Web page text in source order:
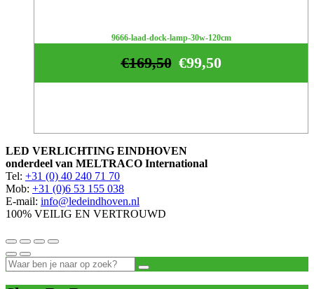
9666-laad-dock-lamp-30w-120cm
€99,50
€169,50
LED VERLICHTING EINDHOVEN
onderdeel van MELTRACO International
Tel: +31 (0) 40 240 71 70
Mob: +31 (0)6 53 155 038
E-mail: info@ledeindhoven.nl
100% VEILIG EN VERTROUWD